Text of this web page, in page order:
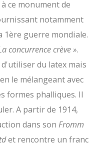
ce monument de
notamment
1ère guerre mondiale.
concurrence crève ».
d'utiliser du latex mais
le mélangeant avec
formes phalliques. Il
A partir de 1914,
dans son Fromm
et rencontre un franc